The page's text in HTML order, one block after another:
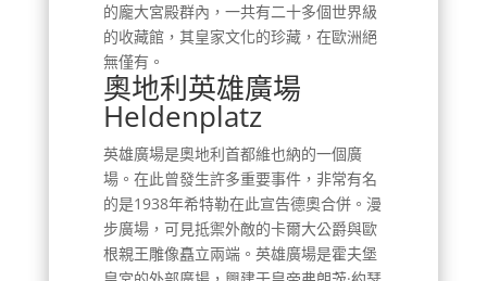
的龐大宮殿群內，一共有二十多個世界級
的收藏館，其皇家文化的珍藏，在歐洲絕
無僅有。
奧地利英雄廣場
Heldenplatz
英雄廣場是奧地利首都維也納的一個廣
場。在此曾發生許多重要事件，非常有名
的是1938年希特勒在此宣告德奧合併。漫
步廣場，可見抵禦外敵的卡爾大公爵與歐
根親王雕像矗立兩端。英雄廣場是霍夫堡